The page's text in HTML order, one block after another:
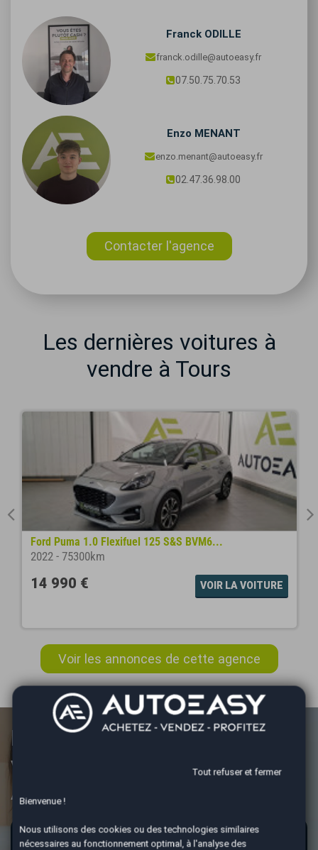
Franck ODILLE
franck.odille@autoeasy.fr
07.50.75.70.53
Enzo MENANT
enzo.menant@autoeasy.fr
02.47.36.98.00
Contacter l'agence
Les dernières voitures à
vendre à Tours
Ford Puma 1.0 Flexifuel 125 S&S BVM6...
2022 - 75300km
14 990 € VOIR LA VOITURE
Voir les annonces de cette agence
Estimez la valeur de votre
véhicule,
AutoEasy s’occupe de tout !
Vous souhaitez vendre votre véhicule ?
Tout refuser et fermer
Bienvenue !
Nous utilisons des cookies ou des technologies similaires
nécessaires au fonctionnement optimal, à l'analyse des